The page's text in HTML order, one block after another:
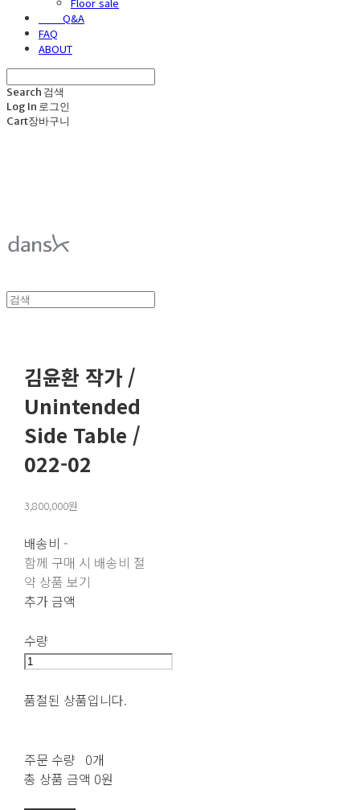
⠀⠀⠀Q&A
FAQ
ABOUT
Search 검색
Log In 로그인
Cart장바구니
김윤환 작가 /
Unintended
Side Table /
022-02
3,800,000원
배송비 -
함께 구매 시 배송비 절
약 상품 보기
추가 금액
수량
품절된 상품입니다.
주문 수량 0개
총 상품 금액 0원